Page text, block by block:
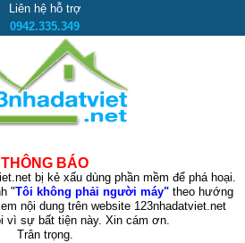
Liên hệ hỗ trợ
0942.335.349
THÔNG BÁO
bị kẻ xấu dùng phần mềm để phá hoại.
"Tôi không phải người máy"theo hướng
nội dung trên website 123nhadatviet.net
vì sự bất tiện này. Xin cám ơn.
Trân trọng.